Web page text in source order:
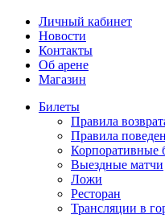
Личный кабинет
Новости
Контакты
Об арене
Магазин
Билеты
Правила
Правила
Корпоративные
Выездные матчи
Ложи
Ресторан
Трансляции в